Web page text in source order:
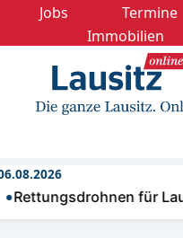
Jobs Termine
Immobilien
für